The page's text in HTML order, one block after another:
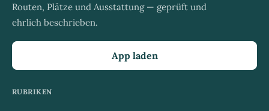
Routen, Plätze und Ausstattung — geprüft und
ehrlich beschrieben.
App laden
RUBRIKEN